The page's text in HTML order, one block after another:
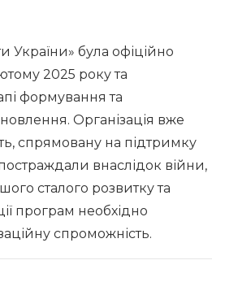
України» була офіційно
2025 року та
формування та
Організація вже
спрямовану на підтримку
постраждали внаслідок війни,
сталого розвитку та
програм необхідно
спроможність.